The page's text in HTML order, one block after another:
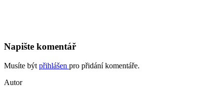
Napište komentář
Musíte být přihlášen pro přidání komentáře.
Autor